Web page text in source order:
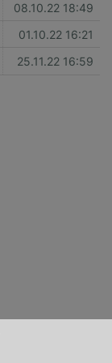
08.10.22 18:49
01.10.22 16:21
25.11.22 16:59